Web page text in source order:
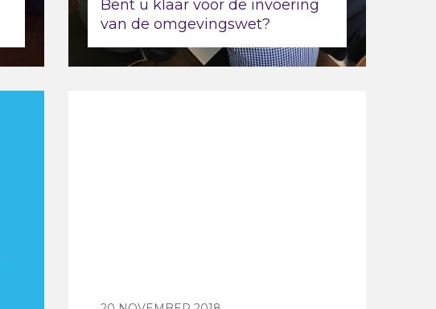
Bent u klaar voor de invoering
van de omgevingswet?